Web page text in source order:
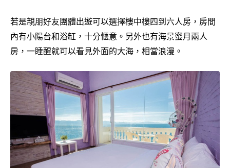
若是親朋好友團體出遊可以選擇樓中樓四到六人房，房間
內有小陽台和浴缸，十分愜意。另外也有海景蜜月兩人
房，一睡醒就可以看見外面的大海，相當浪漫。